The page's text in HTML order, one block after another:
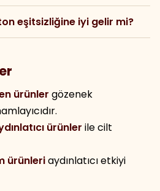
eşitsizliğine iyi gelir mi?
ürünler gözenek
ürünler ile cilt
ürünleriaydınlatıcı etkiyi